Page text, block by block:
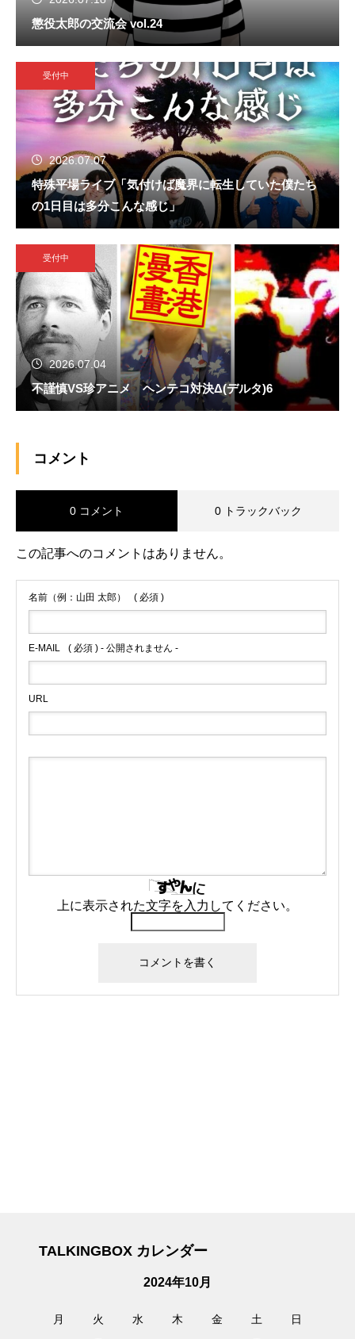
懲役太郎の交流会 vol.24
受付中
2026.07.07
特殊平場ライブ「気付けば魔界に転生していた僕たち
の1日目は多分こんな感じ」
受付中
2026.07.04
不謹慎VS珍アニメ ヘンテコ対決Δ(デルタ)6
コメント
0 コメント 0 トラックバック
この記事へのコメントはありません。
名前（例：山田 太郎） ( 必須 )
E-MAIL ( 必須 ) - 公開されません -
URL
上に表示された文字を入力してください。
TALKINGBOX カレンダー
2024年10月
月 火 水 木 金 土 日